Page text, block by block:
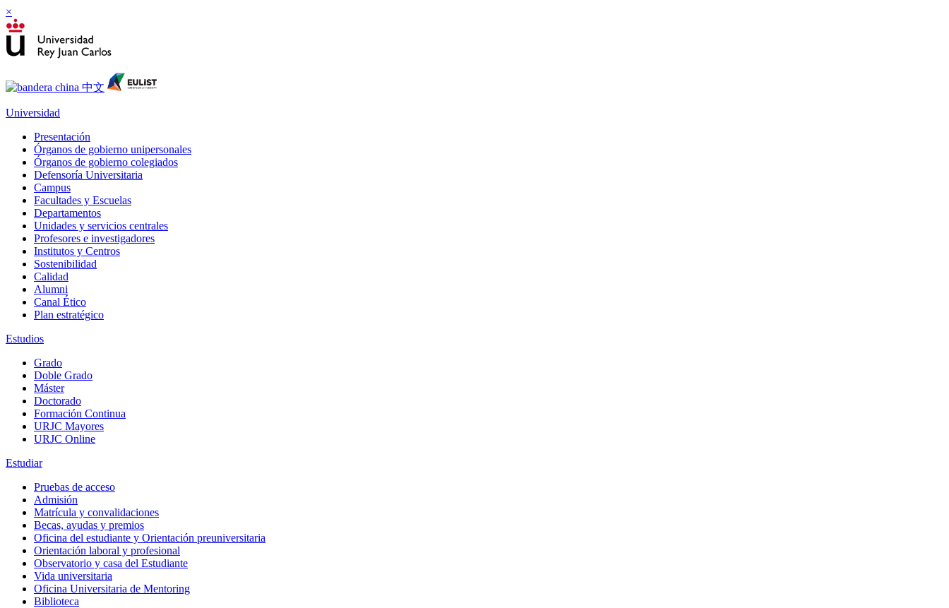
×
Universidad
Presentación
Órganos de gobierno unipersonales
Órganos de gobierno colegiados
Defensoría Universitaria
Campus
Facultades y Escuelas
Departamentos
Unidades y servicios centrales
Profesores e investigadores
Institutos y Centros
Sostenibilidad
Calidad
Alumni
Canal Ético
Plan estratégico
Estudios
Grado
Doble Grado
Máster
Doctorado
Formación Continua
URJC Mayores
URJC Online
Estudiar
Pruebas de acceso
Admisión
Matrícula y convalidaciones
Becas, ayudas y premios
Oficina del estudiante y Orientación preuniversitaria
Orientación laboral y profesional
Observatorio y casa del Estudiante
Vida universitaria
Oficina Universitaria de Mentoring
Biblioteca